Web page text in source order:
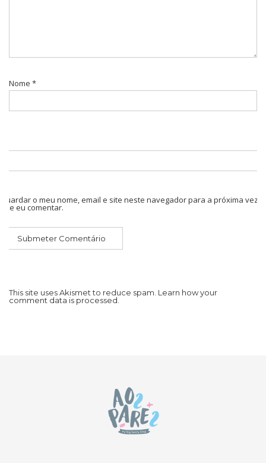
Nome *
Guardar o meu nome, email e site neste navegador para a próxima vez
que eu comentar.
This site uses Akismet to reduce spam. Learn how your
comment data is processed.